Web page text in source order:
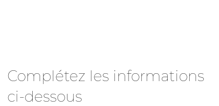
Complétez les informations
ci-dessous